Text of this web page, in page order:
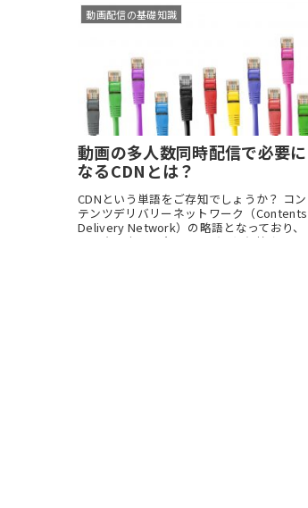
動画配信の基礎知識
動画の多人数同時配信で必要に
なるCDNとは？
CDNという単語をご存知でしょうか？ コン
テンツデリバリーネットワーク（Contents
Delivery Network）の略語となっており、
インターネット上のサーバーに保管されてい